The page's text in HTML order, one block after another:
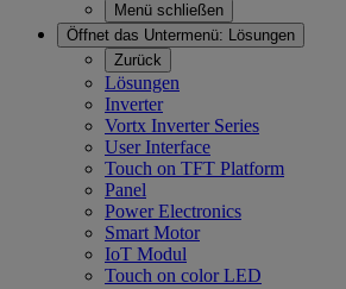
Menü schließen
Öffnet das Untermenü: Lösungen
Zurück
Lösungen
Inverter
Vortx Inverter Series
User Interface
Touch on TFT Platform
Panel
Power Electronics
Smart Motor
IoT Modul
Touch on color LED